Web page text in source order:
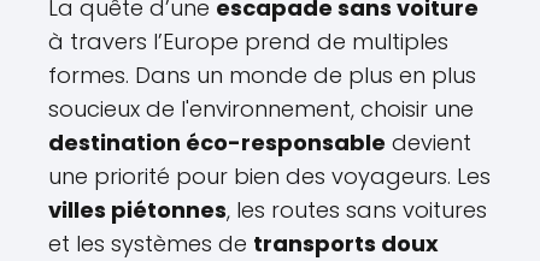
La quête d’une escapade sans voiture
à travers l’Europe prend de multiples
formes. Dans un monde de plus en plus
soucieux de l'environnement, choisir une
destination éco-responsable devient
une priorité pour bien des voyageurs. Les
villes piétonnes, les routes sans voitures
et les systèmes de transports doux